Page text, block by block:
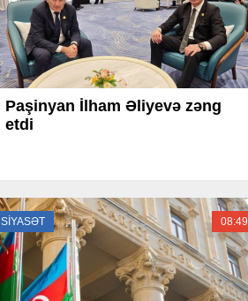
Paşinyan İlham Əliyevə zəng
etdi
SİYASƏT 08:49